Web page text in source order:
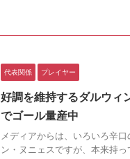
代表関係 プレイヤー
好調を維持するダルウ
でゴール量産中
メディアからは、いろいろ辛
ン・ヌニェスですが、本来持